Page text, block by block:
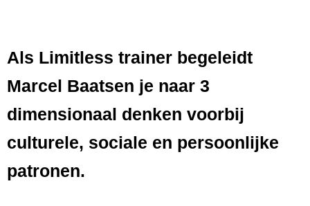
Als Limitless trainer begeleidt
Marcel Baatsen je naar 3
dimensionaal denken voorbij
culturele, sociale en persoonlijke
patronen.